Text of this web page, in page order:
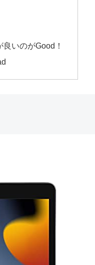
いのがGood！